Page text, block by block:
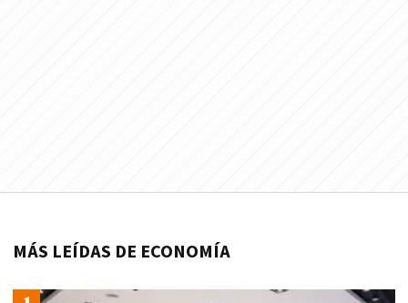
MÁS LEÍDAS DE ECONOMÍA